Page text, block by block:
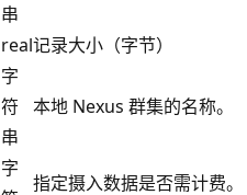
串
real记录大小（字节）
字
符
串
本地 Nexus 群集的名称。
字
指定摄入数据是否需计费